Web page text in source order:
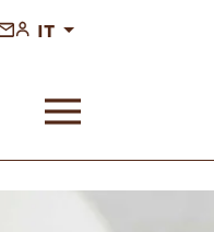
IT